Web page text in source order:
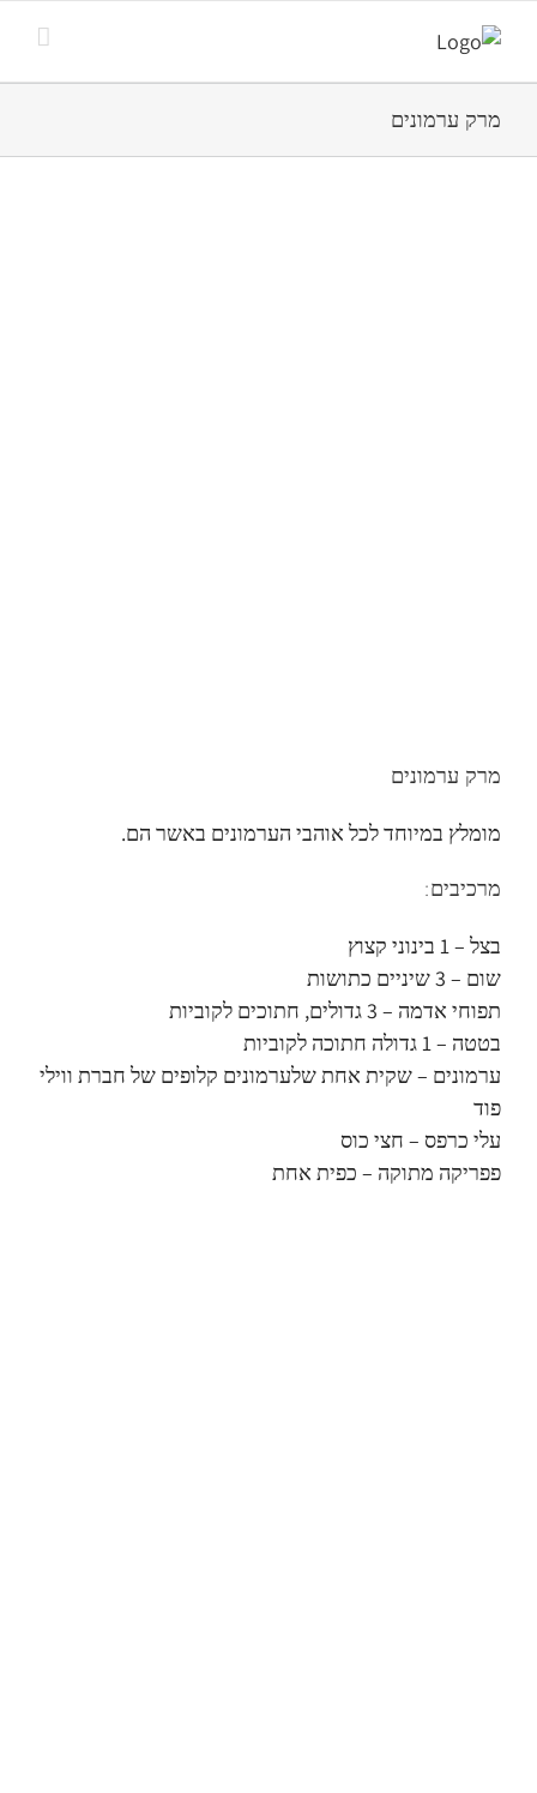
מרק ערמונים
מרק ערמונים
מומלץ במיוחד לכל אוהבי הערמונים באשר הם.
מרכיבים:
בצל – 1 בינוני קצוץ
שום – 3 שיניים כתושות
תפוחי אדמה – 3 גדולים, חתוכים לקוביות
בטטה – 1 גדולה חתוכה לקוביות
ערמונים – שקית אחת שלערמונים קלופים של חברת ווילי
פוד
עלי כרפס – חצי כוס
פפריקה מתוקה – כפית אחת